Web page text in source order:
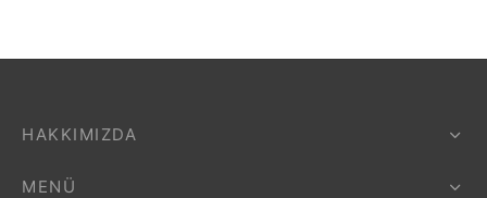
MENÜ
HAKKIMIZDA